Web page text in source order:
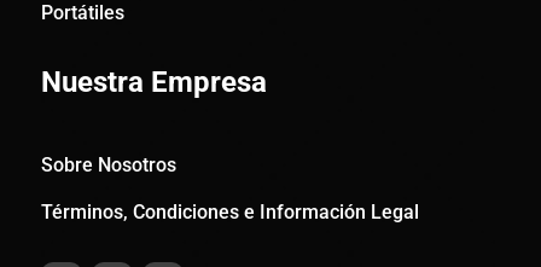
Portátiles
Nuestra Empresa
Sobre Nosotros
Términos, Condiciones e Información Legal